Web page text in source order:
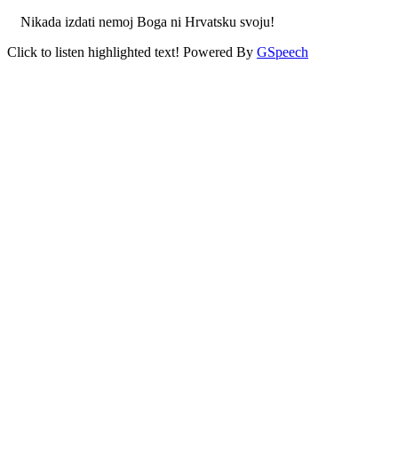
Nikada izdati nemoj Boga ni Hrvatsku svoju!
Click to listen highlighted text! Powered By GSpeech